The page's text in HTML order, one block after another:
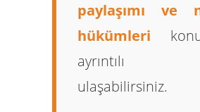
paylaşımı ve
hükümleri
ayrıntılı
ulaşabilirsiniz.